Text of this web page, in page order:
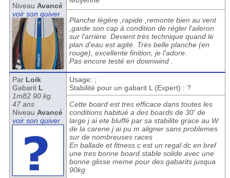
Niveau Avancé
voir son quiver
Planche légère ,rapide ,remonte bien au vent
,garde son cap à condition de régler l'aileron
sur l'arrière. Devient très technique quand le
plan d'eau est agité. Très belle planche (en
rouge), excellente finition, je l'adore.
Pas encore testé en downwind .
Par Loik
Gabarit L
1m82 90 kg.
47 ans
Niveau Avancé
voir son quiver
Usage: ;
Stabilité pour un gabarit L (Expert) : ?
Cette board est tres efficace dans toutes les
conditions habitué a des boards de 30' de
large j ai ete bluffé par sa stabilite grace au W
de la carene.j ai pu m aligner sans problemes
sur de nombreuses races
En ballade et fitness c est un regal dc en bref
une tres bonne board stable solide avec une
bonne glisse meme pour des gabarits jusqua
90kg